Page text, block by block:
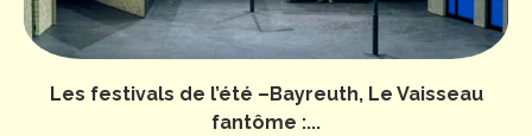
Les festivals de l’été –Bayreuth, Le Vaisseau
fantôme :...